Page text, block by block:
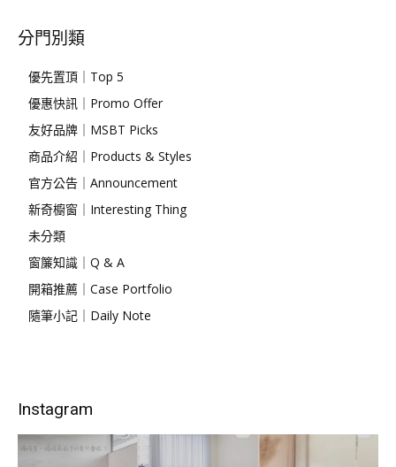
分門別類
優先置頂｜Top 5
優惠快訊｜Promo Offer
友好品牌｜MSBT Picks
商品介紹｜Products & Styles
官方公告｜Announcement
新奇櫥窗｜Interesting Thing
未分類
窗簾知識｜Q & A
開箱推薦｜Case Portfolio
隨筆小記｜Daily Note
Instagram